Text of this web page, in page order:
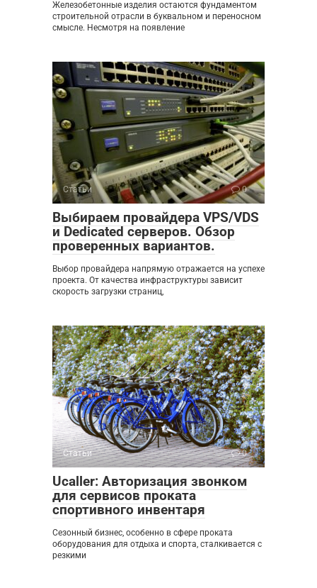
Железобетонные изделия остаются фундаментом
строительной отрасли в буквальном и переносном
смысле. Несмотря на появление
Статьи 0
Выбираем провайдера VPS/VDS
и Dedicated серверов. Обзор
проверенных вариантов.
Выбор провайдера напрямую отражается на успехе
проекта. От качества инфраструктуры зависит
скорость загрузки страниц,
Статьи 0
Ucaller: Авторизация звонком
для сервисов проката
спортивного инвентаря
Сезонный бизнес, особенно в сфере проката
оборудования для отдыха и спорта, сталкивается с
резкими